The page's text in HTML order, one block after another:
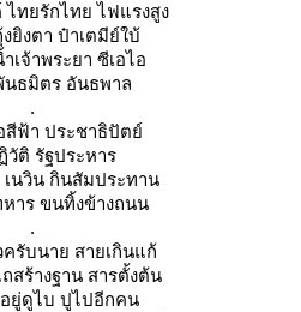
ทยรักไทย ไฟแรงสูง
ยิงตา ป๋าเตมีย์ใบ้
เจ้าพระยา ซีเอไอ
นธมิตร อันธพาล
.
สีฟ้า ประชาธิปัตย์
วัติ รัฐประหาร
นวิน กินสัมประทาน
าร ขนทิ้งข้างถนน
.
รับนาย สายเกินแก้
สร้างฐาน สารตั้งต้น
ยู่ดูไบ ปูไปอีกคน